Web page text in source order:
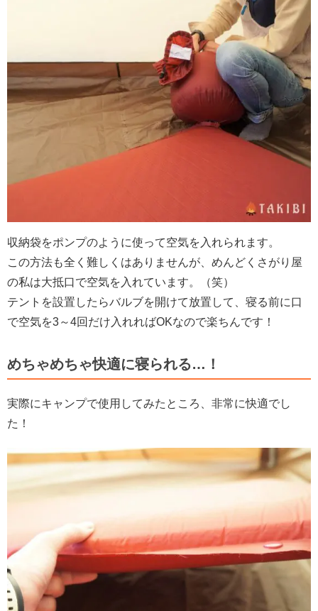
収納袋をポンプのように使って空気を入れられます。
この方法も全く難しくはありませんが、めんどくさがり屋
の私は大抵口で空気を入れています。（笑）
テントを設置したらバルブを開けて放置して、寝る前に口
で空気を3～4回だけ入れればOKなので楽ちんです！
めちゃめちゃ快適に寝られる…！
実際にキャンプで使用してみたところ、非常に快適でし
た！